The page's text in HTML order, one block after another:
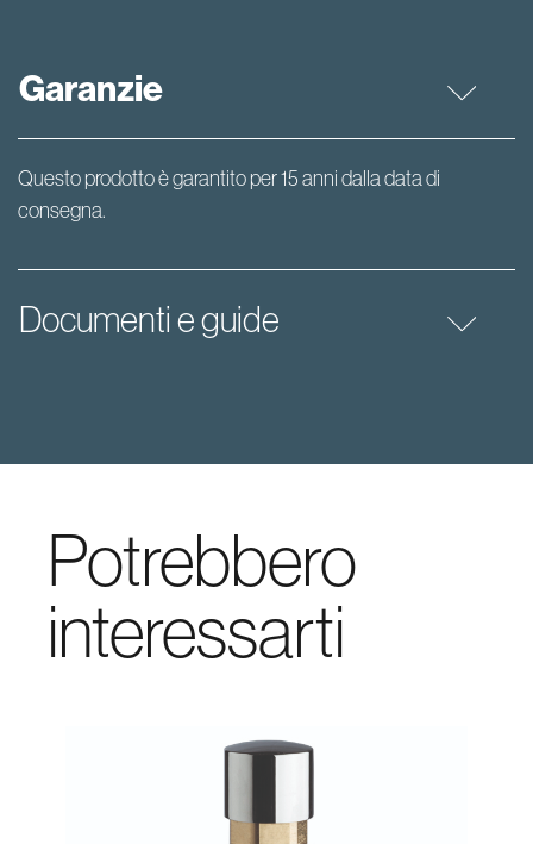
Garanzie
Questo prodotto è garantito per 15 anni dalla data di
consegna.
Documenti e guide
Potrebbero
interessarti